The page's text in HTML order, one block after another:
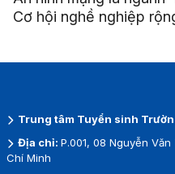
Cơ hội nghề nghiệp
Trung tâm Tuyển sinh
Địa chỉ: P.001, 08 Nguyễn
Chí Minh